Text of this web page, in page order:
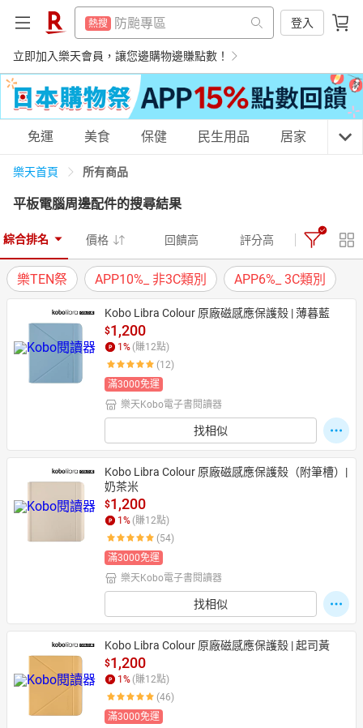
熱搜 賺點樂翻天
熱搜 299超取免運
熱搜 平板電腦
熱搜 電子閱讀器
抽7777點
熱搜 熱門飯店推薦
登入
立即加入樂天會員，讓您邊購物邊賺點數！
熱搜 299超取免運
電子閱讀器
熱搜 微波爐
熱搜
熱搜 吹風機
熱搜 抽7777點
熱搜 熱門飯店推薦
購物網分類
居家生活 3C家電 運動休閒 親子玩具
女裝 男裝
電子/紙本書
免運 美食 保健 民生用品 居家 3C
樂天首頁 所有商品
平板電腦周邊配件的搜尋結果
綜合排名 價格 回饋高 評分高
樂TEN祭 APP10%_ 非3C類別 APP6%_ 3C類別
Kobo Libra Colour 原廠磁感應保護殼 | 薄暮藍
$1,200
1 % (賺12點)
(12)
滿3000免運
樂天Kobo電子書閱讀器
找相似
Kobo Libra Colour 原廠磁感應保護殼（附筆槽）|
奶茶米
$1,200
1 % (賺12點)
(54)
滿3000免運
樂天Kobo電子書閱讀器
找相似
Kobo Libra Colour 原廠磁感應保護殼 | 起司黃
$1,200
1 % (賺12點)
(46)
滿3000免運